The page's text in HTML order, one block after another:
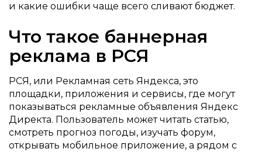
и какие ошибки чаще всего сливают бюджет.
Что такое баннерная
реклама в РСЯ
РСЯ, или Рекламная сеть Яндекса, это
площадки, приложения и сервисы, где могут
показываться рекламные объявления Яндекс
Директа. Пользователь может читать статью,
смотреть прогноз погоды, изучать форум,
открывать мобильное приложение, а рядом с